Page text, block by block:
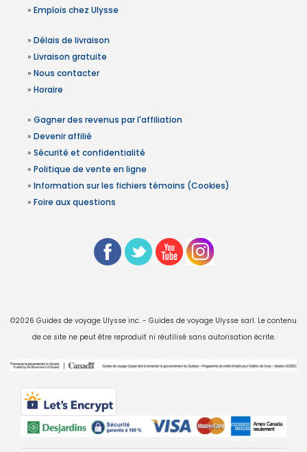
» Emplois chez Ulysse
» Délais de livraison
» Livraison gratuite
» Nous contacter
» Horaire
» Gagner des revenus par l'affiliation
» Devenir affilié
» Sécurité et confidentialité
» Politique de vente en ligne
» Information sur les fichiers témoins (Cookies)
» Foire aux questions
©2026 Guides de voyage Ulysse inc. - Guides de voyage Ulysse sarl. Le contenu
de ce site ne peut être reproduit ni réutilisé sans autorisation écrite.